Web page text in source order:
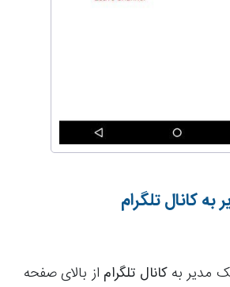
کانال تلگرام
مدیر بهکانال تلگرام از بالای صفحه